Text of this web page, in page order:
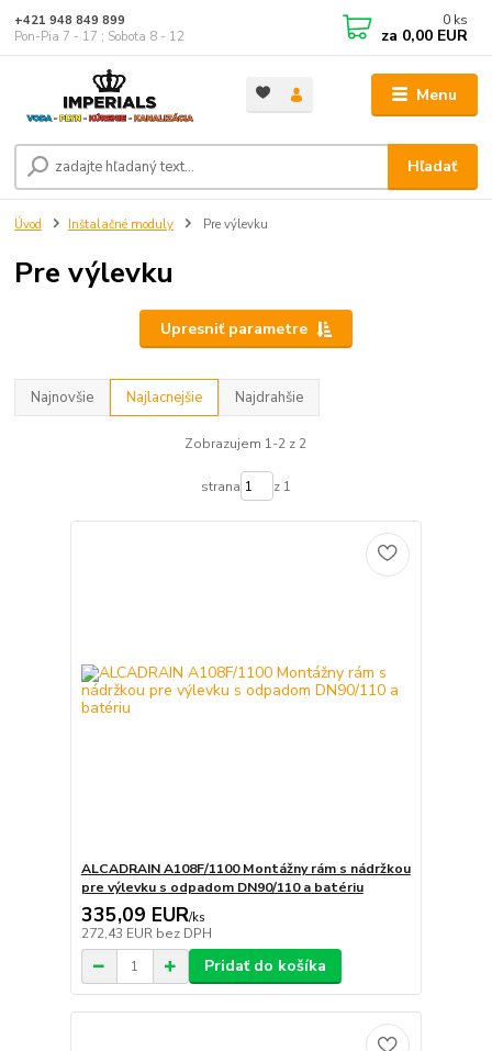
Menu
Hľadať
+421 948 849 899
Pon-Pia 7 - 17 ; Sobota 8 - 12
0 ks
za 0,00 EUR
Úvod Inštalačné moduly Pre výlevku
Pre výlevku
Upresniť parametre
Najnovšie Najlacnejšie Najdrahšie
Zobrazujem 1-2 z 2
strana z 1
ALCADRAIN A108F/1100 Montážny rám s nádržkou
pre výlevku s odpadom DN90/110 a batériu
335,09 EUR/ks
272,43 EUR bez DPH
Pridať do košíka